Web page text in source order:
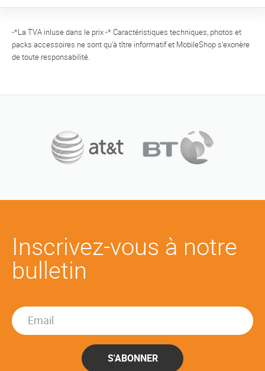
-*La TVA inluse dans le prix -* Caractéristiques techniques, photos et
packs accessoires ne sont qu'à tître informatif et MobileShop s'exonère
de toute responsabilité.
Inscrivez-vous à notre
bulletin
S'ABONNER